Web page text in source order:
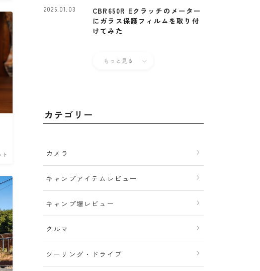
ト
CBR650R Eクラッチのメーター
にガラス保護フィルムを取り付
けてみた
2025.01.03
もっと見る
カテゴリー
カメラ
キャンプアイテムレビュー
キャンプ場レビュー
クルマ
ツーリング・ドライブ